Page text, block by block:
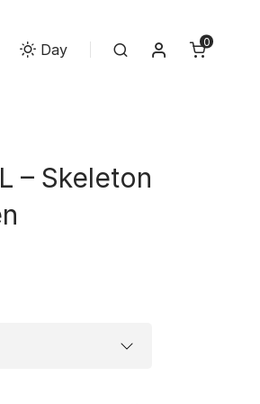
Day Search Min konto
0
– Skeleton